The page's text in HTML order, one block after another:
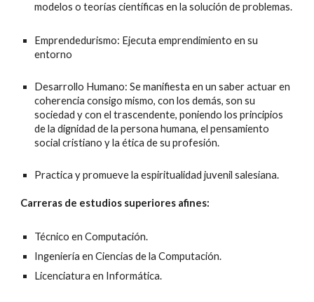
modelos o teorías científicas en la solución de problemas.
Emprendedurismo: Ejecuta emprendimiento en su
entorno
Desarrollo Humano: Se manifiesta en un saber actuar en
coherencia consigo mismo, con los demás, son su
sociedad y con el trascendente, poniendo los principios
de la dignidad de la persona humana, el pensamiento
social cristiano y la ética de su profesión.
Practica y promueve la espiritualidad juvenil salesiana.
Carreras de estudios superiores afines:
Técnico en Computación.
Ingeniería en Ciencias de la Computación.
Licenciatura en Informática.